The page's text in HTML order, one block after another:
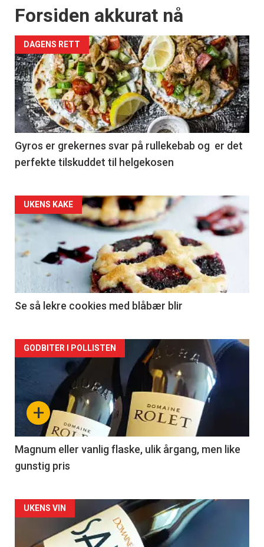
Forsiden akkurat nå
DAGENS RETT
Gyros er grekernes svar på rullekebab og er det
perfekte tilskuddet til helgekosen
Forsiden
akkurat
nå
2
UKENS KAKE
Se så lekre cookies med blåbær blir
Forsiden
akkurat
nå
3
+
GODBITER I POLLISTEN
Magnum eller vanlig flaske, ulik årgang, men like
gunstig pris
Forsiden
akkurat
UKENS VIN